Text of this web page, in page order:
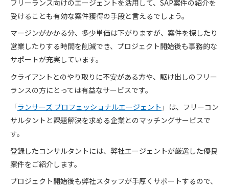
フリーランス向けのエージェントを活用して、SAP案件の紹介を
受けることも有効な案件獲得の手段と言えるでしょう。
マージンがかかる分、多少単価は下がりますが、案件を探したり
営業したりする時間を削減でき、プロジェクト開始後も事務的な
サポートが充実しています。
クライアントとのやり取りに不安がある方や、駆け出しのフリー
ランスの方にとっては有益なサービスです。
「ランサーズ プロフェッショナルエージェント 」は、フリーコン
サルタントと課題解決を求める企業とのマッチングサービスで
す。
登録したコンサルタントには、弊社エージェントが厳選した優良
案件をご紹介します。
プロジェクト開始後も弊社スタッフが手厚くサポートするので、